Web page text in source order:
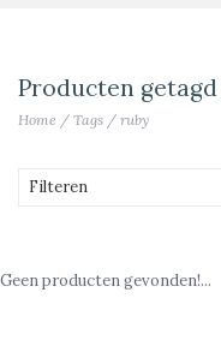
Producten
Home / Tags / ruby
Filteren
Geen producten gevonden!...